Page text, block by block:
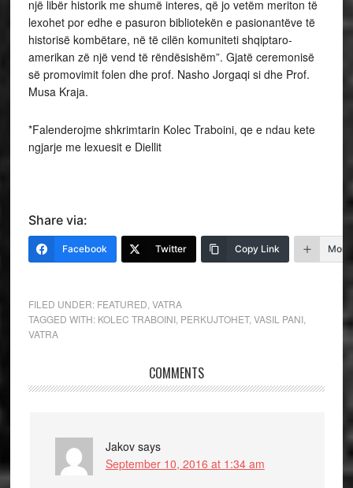
një libër historik me shumë interes, që jo vetëm meriton të
lexohet por edhe e pasuron bibliotekën e pasionantëve të
historisë kombëtare, në të cilën komuniteti shqiptaro-
amerikan zë një vend të rëndësishëm”. Gjatë ceremonisë
së promovimit folen dhe prof. Nasho Jorgaqi si dhe Prof.
Musa Kraja.
*Falenderojme shkrimtarin Kolec Traboini, qe e ndau kete
ngjarje me lexuesit e Diellit
Share via:
Facebook Twitter Copy Link More
FILED UNDER: FEATURED VATRA
TAGGED WITH: KOLEC TRABOINI, PERKUJTOHET, VASIL PANI,
VATRA
COMMENTS
Jakov says
September 10, 2016 at 1:34 am